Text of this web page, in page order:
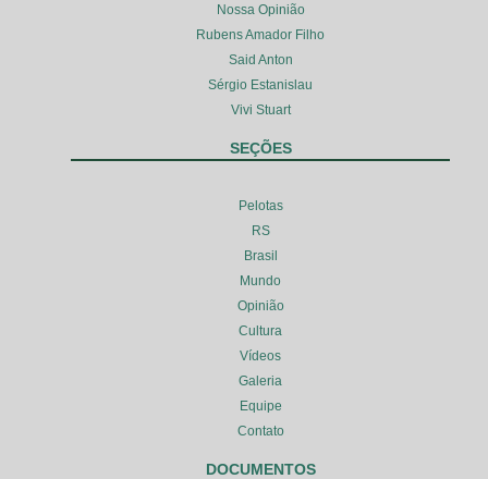
Nossa Opinião
Rubens Amador Filho
Said Anton
Sérgio Estanislau
Vivi Stuart
SEÇÕES
Pelotas
RS
Brasil
Mundo
Opinião
Cultura
Vídeos
Galeria
Equipe
Contato
DOCUMENTOS